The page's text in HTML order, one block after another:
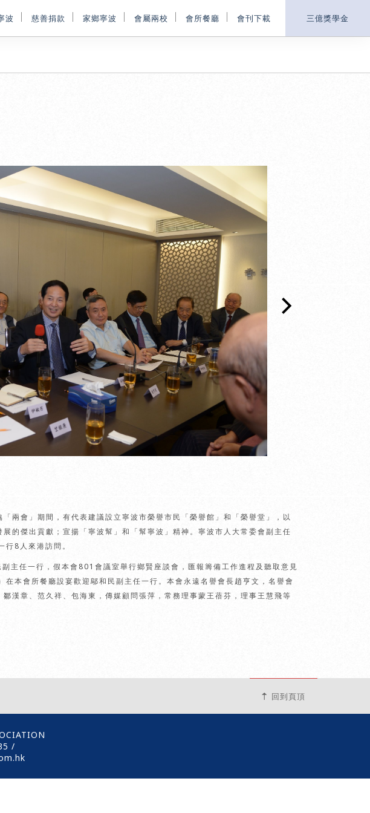
波 慈善捐款 家鄉寧波 會屬兩校 會所餐廳 會刊下載 三億獎學金
兩會」期間，有代表建議設立寧波市榮譽市民「榮譽館」和「榮譽堂」，以
的傑出貢獻；宣揚「寧波幫」和「幫寧波」精神。寧波市人大常委會副主任
8人來港訪問。
主任一行，假本會801會議室舉行鄉賢座談會，匯報籌備工作進程及聽取意見
本會所餐廳設宴歡迎鄔和民副主任一行。本會永遠名譽會長趙亨文，名譽會
漢章、范久祥、包海東，傳媒顧問張萍，常務理事蒙王蓓芬，理事王慧飛等
回到頁頂
/